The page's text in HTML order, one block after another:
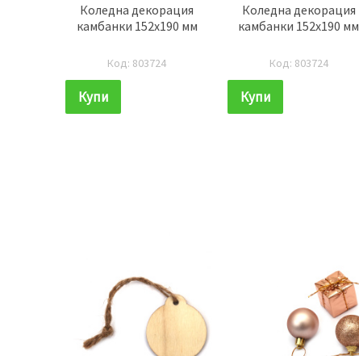
Коледна декорация
камбанки 152x190 мм
Код: 803724
Купи
Коледна декорация
камбанки 152x190 мм
Код: 803724
Купи